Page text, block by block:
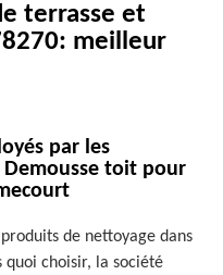
terrasse et
meilleur
par les
toit pour
de nettoyage dans
quoi choisir, la société